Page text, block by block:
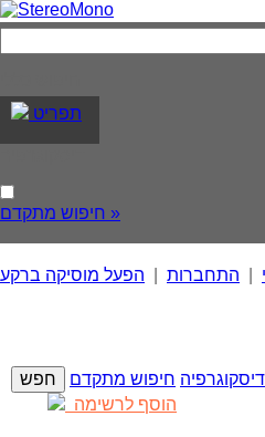
תפריט
חיפוש מתקדם »
התחברות הפעל מוסיקה ברקע
דיסקוגרפיה חיפוש מתקדם
הוסף לרשימה